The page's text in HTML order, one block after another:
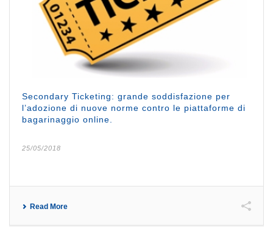
Secondary Ticketing: grande soddisfazione per
l’adozione di nuove norme contro le piattaforme di
bagarinaggio online.
25/05/2018
Read More